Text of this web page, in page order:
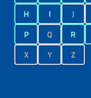
H
I J
P
Q R
X
Y Z